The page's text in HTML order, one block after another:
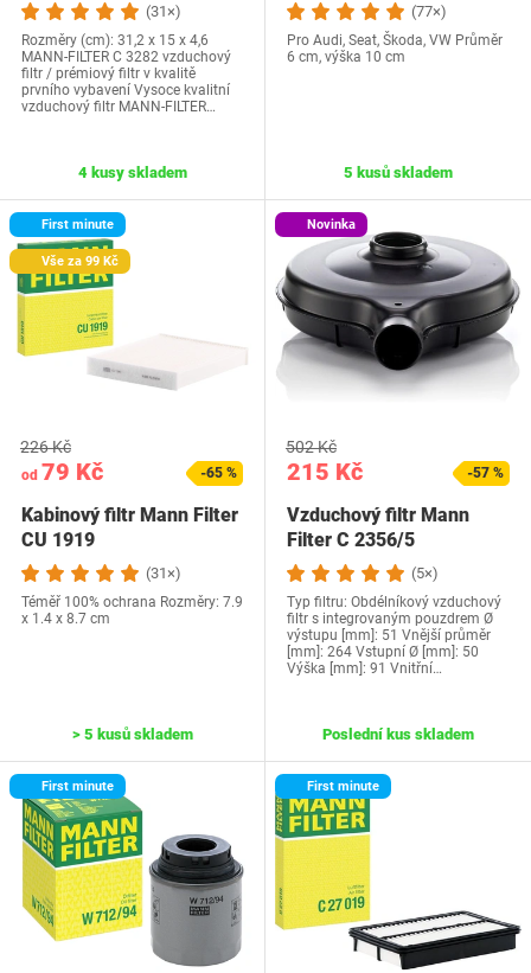
(31×)
Rozměry (cm): 31,2 x 15 x 4,6
MANN-FILTER C 3282 vzduchový
filtr / prémiový filtr v kvalitě
prvního vybavení Vysoce kvalitní
vzduchový filtr MANN-FILTER…
4 kusy skladem
(77×)
Pro Audi, Seat, Škoda, VW Průměr
6 cm, výška 10 cm
5 kusů skladem
First minute
Vše za 99 Kč
od 79 Kč
226 Kč
-65 %
Kabinový filtr Mann Filter
CU 1919
(31×)
Téměř 100% ochrana Rozměry: 7.9
x 1.4 x 8.7 cm
> 5 kusů skladem
Novinka
215 Kč
502 Kč
-57 %
Vzduchový filtr Mann
Filter C 2356/5
(5×)
Typ filtru: Obdélníkový vzduchový
filtr s integrovaným pouzdrem Ø
výstupu [mm]: 51 Vnější průměr
[mm]: 264 Vstupní Ø [mm]: 50
Výška [mm]: 91 Vnitřní…
Poslední kus skladem
First minute First minute